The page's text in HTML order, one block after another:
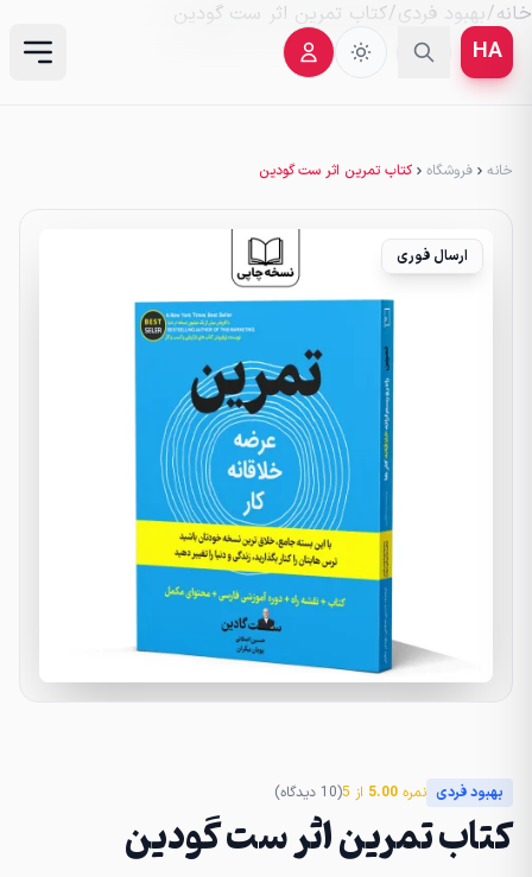
HA
خانه/بهبود فردی/ کتاب تمرین اثر ست گودین
خانه فروشگاه کتاب تمرین اثر ست گودین
ارسال فوری
بهبود فردی نمره 5.00 از 5 (10 دیدگاه)
کتاب تمرین اثر ست گودین